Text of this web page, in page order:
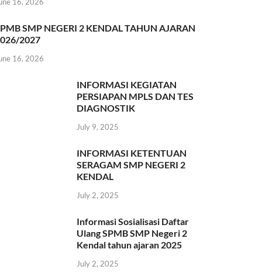
16, 2026
SMP NEGERI 2 KENDAL TAHUN AJARAN
2027
16, 2026
INFORMASI KEGIATAN
PERSIAPAN MPLS DAN TES
DIAGNOSTIK
July 9, 2025
INFORMASI KETENTUAN
SERAGAM SMP NEGERI 2
KENDAL
July 2, 2025
Informasi Sosialisasi Daftar
Ulang SPMB SMP Negeri 2
Kendal tahun ajaran 2025
July 2, 2025